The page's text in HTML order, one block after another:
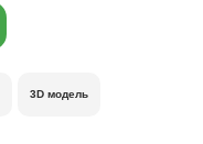
3D модель